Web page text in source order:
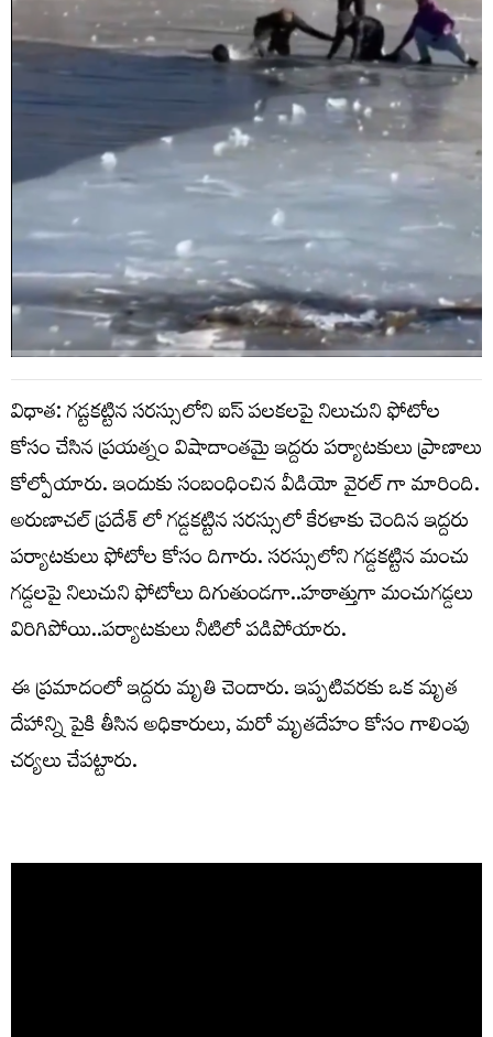
విధాత: గడ్టకట్టిన సరస్సులోని ఐస్ పలకలపై నిలుచుని ఫోటోల
కోసం చేసిన ప్రయత్నం విషాదాంతమై ఇద్దరు పర్యాటకులు ప్రాణాలు
కోల్పోయారు. ఇందుకు సంబంధించిన వీడియో వైరల్ గా మారింది.
అరుణాచల్ ప్రదేశ్ లో గడ్డకట్టిన సరస్సులో కేరళాకు చెందిన ఇద్దరు
పర్యాటకులు ఫోటోల కోసం దిగారు. సరస్సులోని గడ్డకట్టిన మంచు
గడ్డలపై నిలుచుని ఫోటోలు దిగుతుండగా..హఠాత్తుగా మంచుగడ్డలు
విరిగిపోయి..పర్యాటకులు నీటిలో పడిపోయారు.
ఈ ప్రమాదంలో ఇద్దరు మృతి చెందారు. ఇప్పటివరకు ఒక మృత
దేహాన్ని పైకి తీసిన అధికారులు, మరో మృతదేహం కోసం గాలింపు
చర్యలు చేపట్టారు.